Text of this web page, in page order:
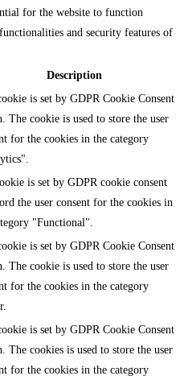
for the website to function
and security features of
Description
is set by GDPR Cookie Consent
The cookie is used to store the user
for the cookies in the category
is set by GDPR cookie consent
the user consent for the cookies in
"Functional".
is set by GDPR Cookie Consent
The cookie is used to store the user
for the cookies in the category
is set by GDPR Cookie Consent
The cookies is used to store the user
for the cookies in the category